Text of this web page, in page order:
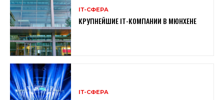
ІТ-СФЕРА
КРУПНЕЙШИЕ IT-КОМПАНИИ В МЮНХЕНЕ
ІТ-СФЕРА